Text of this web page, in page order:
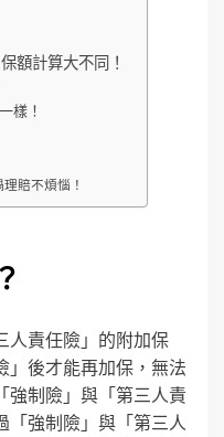
額計算大不同！
樣！
賠不煩惱！
人責任險」的附加保
」後才能再加保，無法
強制險」與「第三人責
「強制險」與「第三人